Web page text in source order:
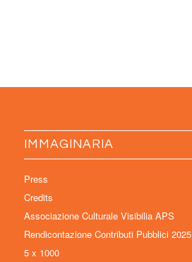
IMMAGINARIA
Press
Credits
Associazione Culturale Visibilia APS
Rendicontazione Contributi Pubblici 2025
5 x 1000